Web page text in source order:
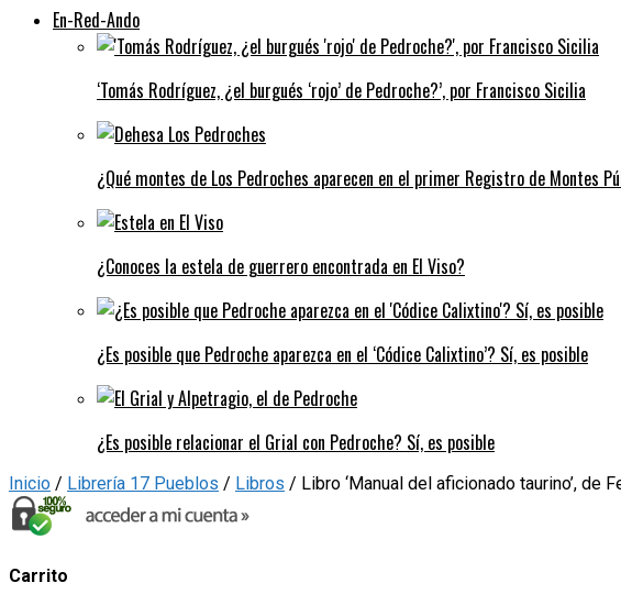
En-Red-Ando
‘Tomás Rodríguez, ¿el burgués ‘rojo’ de Pedroche?’, por Francisco Sicilia
¿Qué montes de Los Pedroches aparecen en el primer Registro de Montes
¿Conoces la estela de guerrero encontrada en El Viso?
¿Es posible que Pedroche aparezca en el ‘Códice Calixtino’? Sí, es posible
¿Es posible relacionar el Grial con Pedroche? Sí, es posible
Inicio / Librería 17 Pueblos / Libros / Libro ‘Manual del aficionado taurino’, de
Carrito